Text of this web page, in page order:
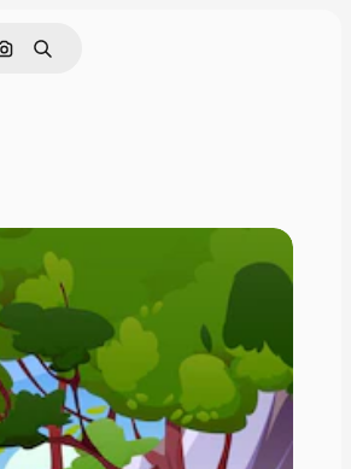
Nach Bild suchen
Suchen